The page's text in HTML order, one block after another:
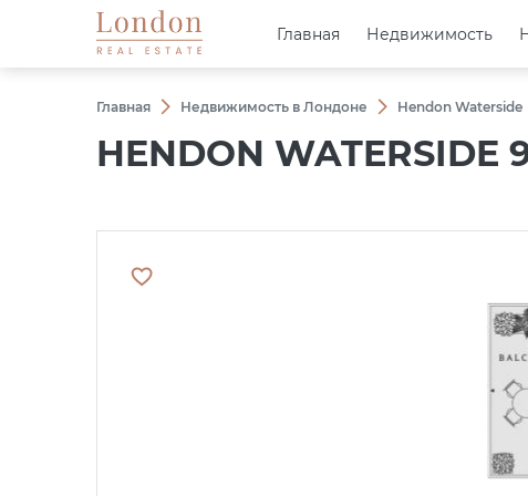
Главная Недвижимость
Главная Недвижимость
Главная Недвижимость в Лондоне Hendon Waterside
HENDON WATERSIDE